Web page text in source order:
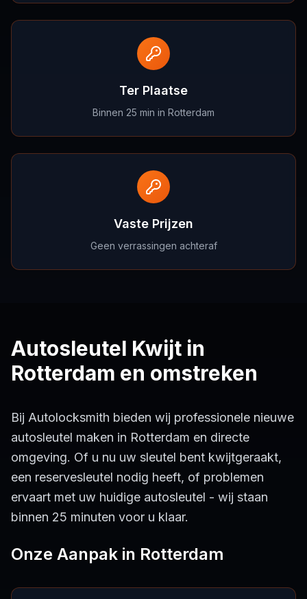
Ter Plaatse
Binnen 25 min in Rotterdam
Vaste Prijzen
Geen verrassingen achteraf
Autosleutel Kwijt in
Rotterdam en omstreken
Bij Autolocksmith bieden wij professionele nieuwe
autosleutel maken in Rotterdam en directe
omgeving. Of u nu uw sleutel bent kwijtgeraakt,
een reservesleutel nodig heeft, of problemen
ervaart met uw huidige autosleutel - wij staan
binnen 25 minuten voor u klaar.
Onze Aanpak in Rotterdam